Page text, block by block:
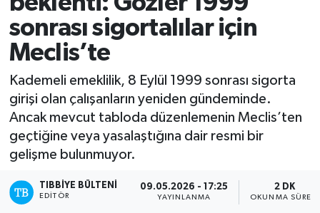
sonrası sigortalılar için
Meclis’te
Kademeli emeklilik, 8 Eylül 1999 sonrası sigorta
girişi olan çalışanların yeniden gündeminde.
Ancak mevcut tabloda düzenlemenin Meclis’ten
geçtiğine veya yasalaştığına dair resmi bir
gelişme bulunmuyor.
TIBBIYE BÜLTENI
EDITÖR
09.05.2026 - 17:25
YAYINLANMA
2 DK
OKUNMA SÜRESI
Mevzuat